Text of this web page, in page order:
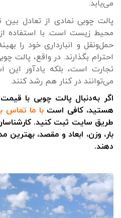
می‌یابد.
پالت چوبی نمادی از تعادل
محیط زیست است. با استفاده از
حمل‌ونقل و انبارداری خود را
احترام بگذارند. در واقع، پالت
تجارت است، بلکه یادآور
می‌توانند در کنار هم رشد کنند.
اگر به‌دنبال پالت چوبی با
هستید، کافی است با ما تماس
طریق سایت ثبت کنید.
بار، وزن، ابعاد و مقصد، بهترین
دهند.